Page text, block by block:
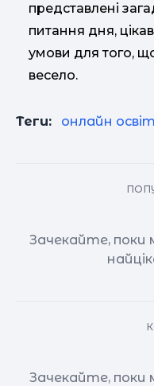
представлені
питання дня,
умови для того,
весело.
Теги: онлайн
Зачекайте, поки
Зачекайте, поки